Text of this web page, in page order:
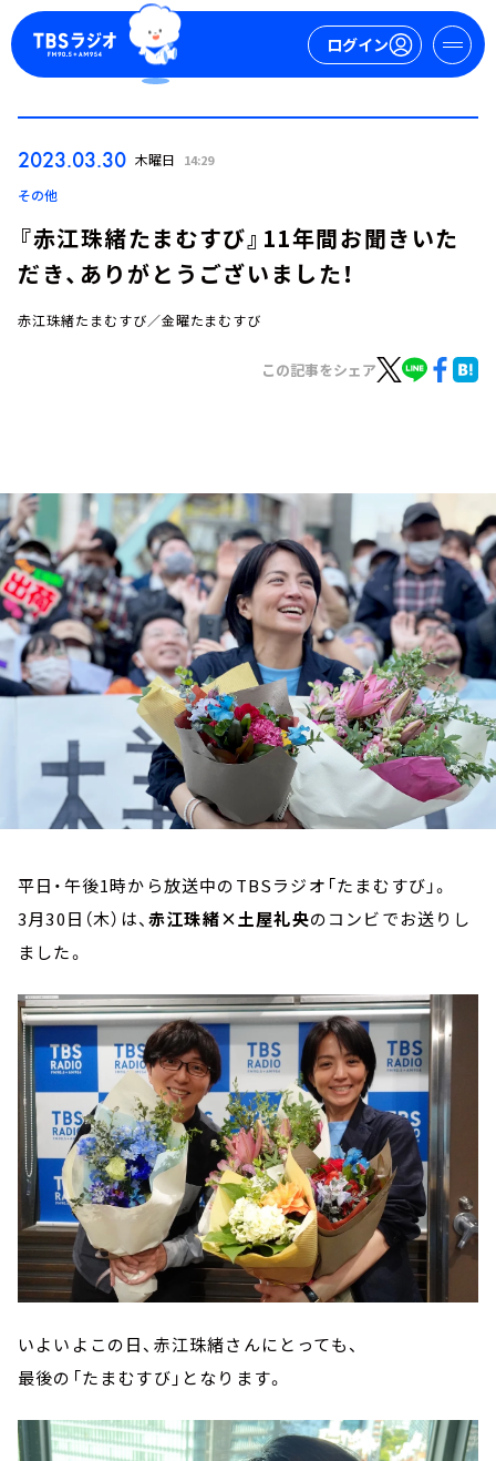
ログイン
お知らせ
イベント・グッズ
YouTube
会社情報
2023.03.30 木曜日 14:29
その他
『赤江珠緒たまむすび』11年間お聞きいた
だき、ありがとうございました！
赤江珠緒たまむすび／金曜たまむすび
この記事をシェア
平日・午後1時から放送中のTBSラジオ「たまむすび」。
3月30日（木）は、赤江珠緒×土屋礼央のコンビでお送りし
ました。
いよいよこの日、赤江珠緒さんにとっても、
最後の「たまむすび」となります。